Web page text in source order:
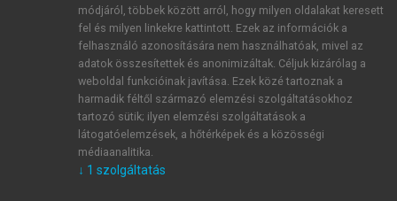
ÚJ FIÓK LÉTREHOZÁSA
1 óra díjmentes hozzáférés
E-MAIL-CÍM
módjáról, többek között arról, hogy milyen oldalakat keresett
fel és milyen linkekre kattintott. Ezek az információk a
felhasználó azonosítására nem használhatóak, mivel az
adatok összesítettek és anonimizáltak. Céljuk kizárólag a
weboldal funkcióinak javítása. Ezek közé tartoznak a
harmadik féltől származó elemzési szolgáltatásokhoz
tartozó sütik; ilyen elemzési szolgáltatások a
látogatóelemzések, a hőtérképek és a közösségi
médiaanalitika.
↓ 1 szolgáltatás